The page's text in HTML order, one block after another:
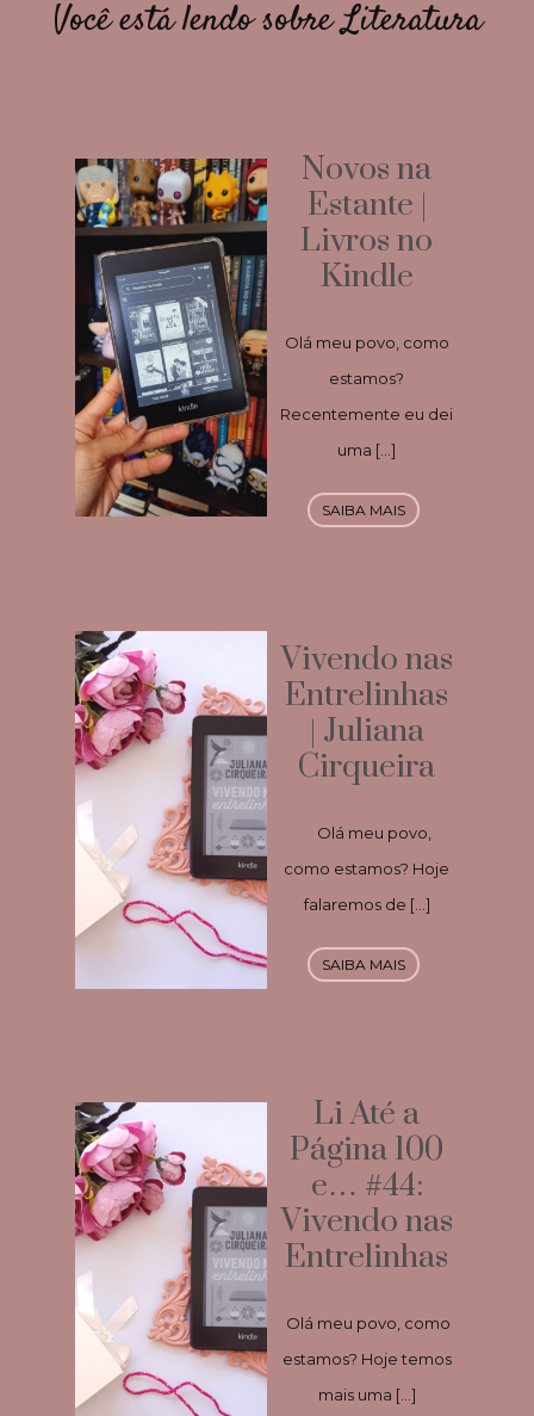
Você está lendo sobre Literatura
Novos na
Estante |
Livros no
Kindle
Olá meu povo, como
estamos?
Recentemente eu dei
uma […]
SAIBA MAIS
Vivendo nas
Entrelinhas
| Juliana
Cirqueira
Olá meu povo,
como estamos? Hoje
falaremos de […]
SAIBA MAIS
Li Até a
Página 100
e… #44:
Vivendo nas
Entrelinhas
Olá meu povo, como
estamos? Hoje temos
mais uma […]